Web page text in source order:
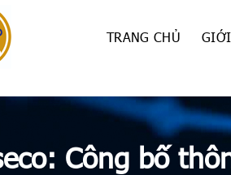
TRANG CHỦ
Công bố